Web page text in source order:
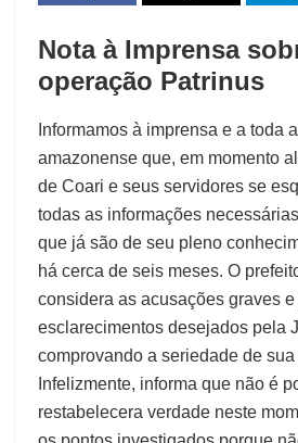
Nota à Imprensa
operação Patrinus
Informamos à imprensa e a toda
amazonense que, em momento
de Coari e seus servidores se
todas as informações
que já são de seu pleno
há cerca de seis meses. O
considera as acusações graves
esclarecimentos desejados pela
comprovando a seriedade de
Infelizmente, informa que não é
restabelecera verdade neste